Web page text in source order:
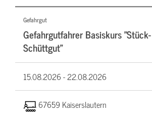
Gefahrgut
Gefahrgutfahrer Basiskurs
Schüttgut"
15.08.2026 -22.08.2026
67659 Kaiserslautern